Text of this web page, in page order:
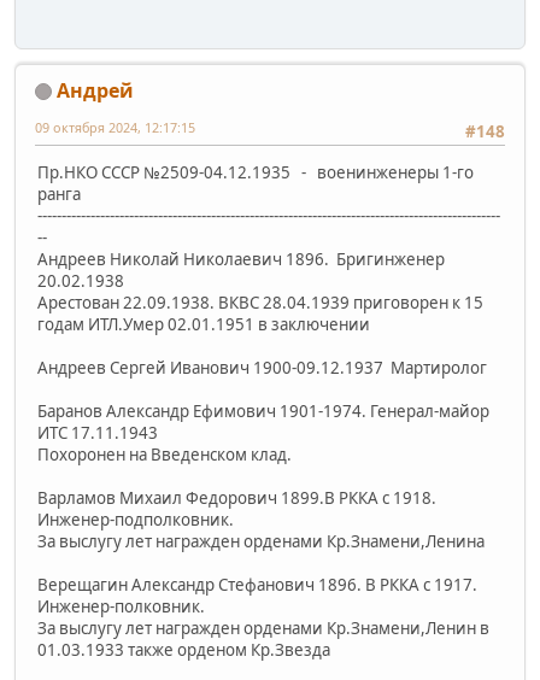
Андрей
#148
09 октября 2024, 12:17:15
Пр.НКО СССР №2509-04.12.1935 - военинженеры 1-го
ранга
------------------------------------------------------------------------------------------------
--
Андреев Николай Николаевич 1896. Бригинженер
20.02.1938
Арестован 22.09.1938. ВКВС 28.04.1939 приговорен к 15
годам ИТЛ.Умер 02.01.1951 в заключении
Андреев Сергей Иванович 1900-09.12.1937 Мартиролог
Баранов Александр Ефимович 1901-1974. Генерал-майор
ИТС 17.11.1943
Похоронен на Введенском клад.
Варламов Михаил Федорович 1899.В РККА с 1918.
Инженер-подполковник.
За выслугу лет награжден орденами Кр.Знамени,Ленина
Верещагин Александр Стефанович 1896. В РККА с 1917.
Инженер-полковник.
За выслугу лет награжден орденами Кр.Знамени,Ленин в
01.03.1933 также орденом Кр.Звезда